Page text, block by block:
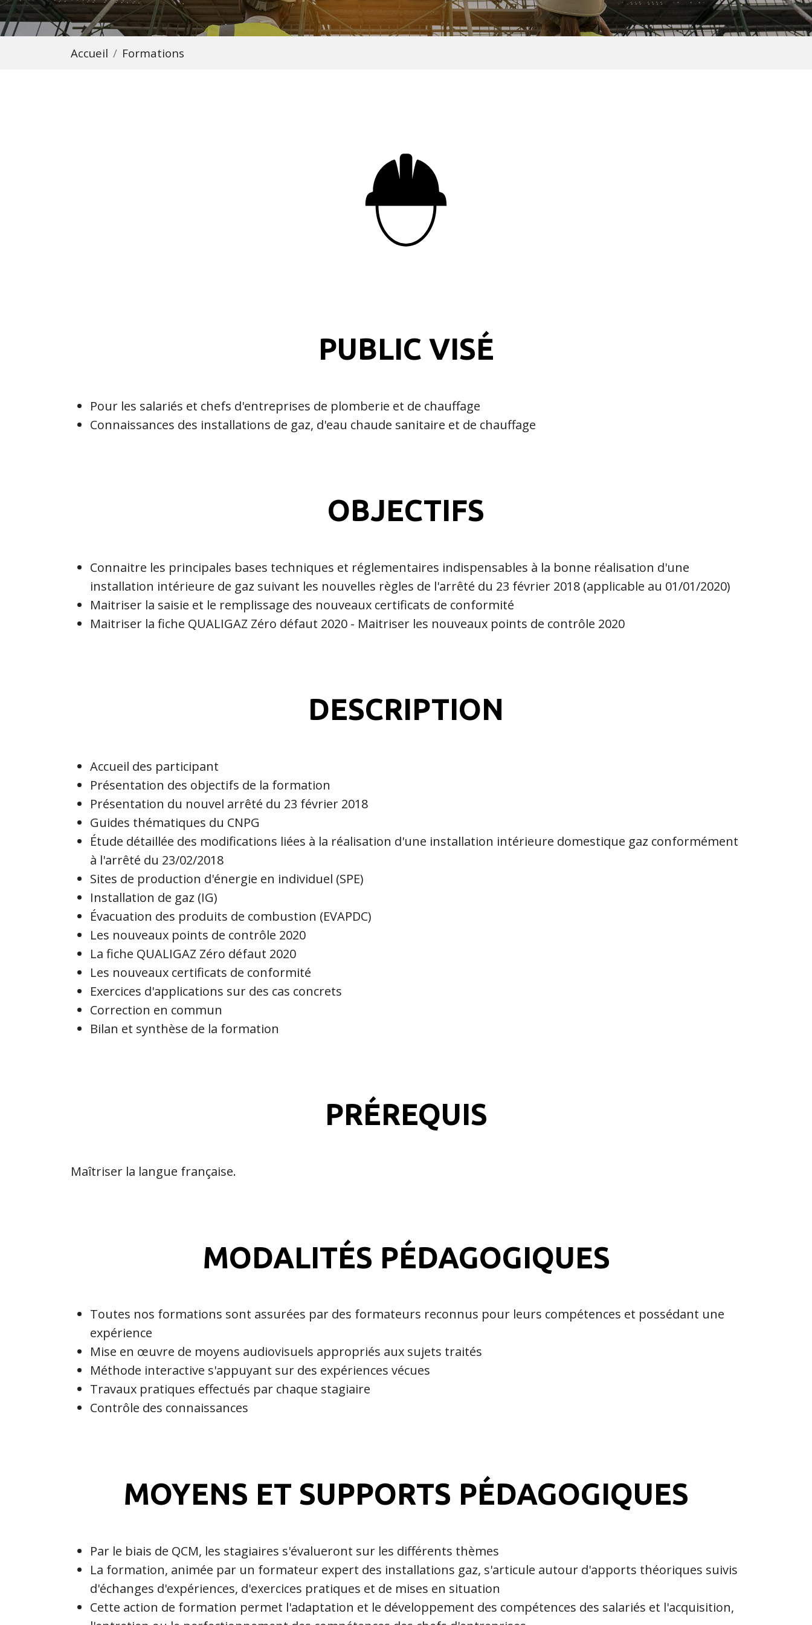
Accueil Formations
PUBLIC VISÉ
Pour les salariés et chefs d'entreprises de plomberie et de chauffage
Connaissances des installations de gaz, d'eau chaude sanitaire et de chauffage
OBJECTIFS
Connaitre les principales bases techniques et réglementaires indispensables à la bonne réalisation d'une
installation intérieure de gaz suivant les nouvelles règles de l'arrêté du 23 février 2018 (applicable au 01/01/2020)
Maitriser la saisie et le remplissage des nouveaux certificats de conformité
Maitriser la fiche QUALIGAZ Zéro défaut 2020 - Maitriser les nouveaux points de contrôle 2020
DESCRIPTION
Accueil des participant
Présentation des objectifs de la formation
Présentation du nouvel arrêté du 23 février 2018
Guides thématiques du CNPG
Étude détaillée des modifications liées à la réalisation d'une installation intérieure domestique gaz conformément
à l'arrêté du 23/02/2018
Sites de production d'énergie en individuel (SPE)
Installation de gaz (IG)
Évacuation des produits de combustion (EVAPDC)
Les nouveaux points de contrôle 2020
La fiche QUALIGAZ Zéro défaut 2020
Les nouveaux certificats de conformité
Exercices d'applications sur des cas concrets
Correction en commun
Bilan et synthèse de la formation
PRÉREQUIS
Maîtriser la langue française.
MODALITÉS PÉDAGOGIQUES
Toutes nos formations sont assurées par des formateurs reconnus pour leurs compétences et possédant une
expérience
Mise en œuvre de moyens audiovisuels appropriés aux sujets traités
Méthode interactive s'appuyant sur des expériences vécues
Travaux pratiques effectués par chaque stagiaire
Contrôle des connaissances
MOYENS ET SUPPORTS PÉDAGOGIQUES
Par le biais de QCM, les stagiaires s'évalueront sur les différents thèmes
La formation, animée par un formateur expert des installations gaz, s'articule autour d'apports théoriques suivis
d'échanges d'expériences, d'exercices pratiques et de mises en situation
Cette action de formation permet l'adaptation et le développement des compétences des salariés et l'acquisition,